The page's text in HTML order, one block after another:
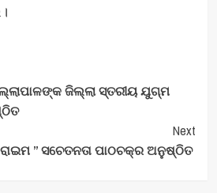
ଜିଲ୍ଲା ସ୍ତରୀୟ ଯୁଗ୍ମ
Next
” ସଚେତନତା ପାଠଚକ୍ର ଅନୁଷ୍ଠିତ